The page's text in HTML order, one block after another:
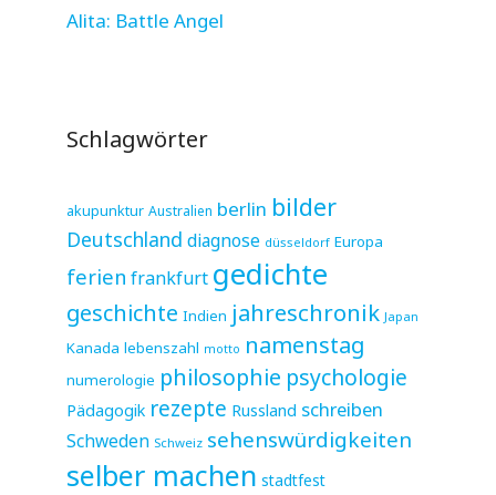
Alita: Battle Angel
Schlagwörter
akupunktur Australien berlin bilder
Deutschland diagnose düsseldorf Europa
ferien frankfurt gedichte
geschichte Indien jahreschronik Japan
Kanada lebenszahl motto namenstag
numerologie philosophie psychologie
Pädagogik rezepte Russland schreiben
Schweden Schweiz sehenswürdigkeiten
selber machen stadtfest